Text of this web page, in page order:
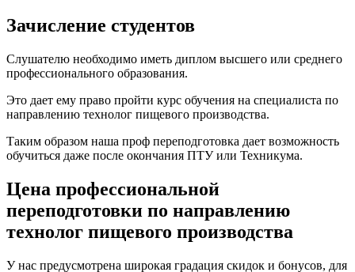
Зачисление студентов
Слушателю необходимо иметь диплом высшего или среднего
профессионального образования.
Это дает ему право пройти курс обучения на специалиста по
направлению технолог пищевого производства.
Таким образом наша проф переподготовка дает возможность
обучиться даже после окончания ПТУ или Техникума.
Цена профессиональной
переподготовки по направлению
технолог пищевого производства
У нас предусмотрена широкая градация скидок и бонусов, для